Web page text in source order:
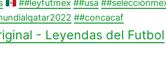
🇲🇽 ##leyfutmex ##usa
##concacaf
- Leyendas del Futbol